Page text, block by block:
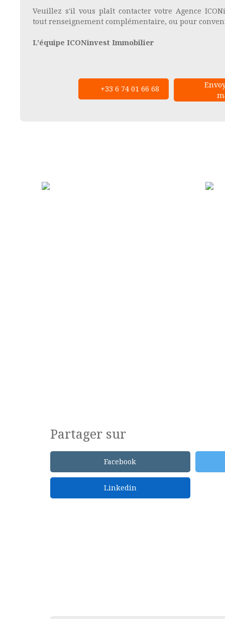
Veuillez s'il vous plaît contacter votre Agence
tout renseignement complémentaire, ou pour
L'équipe ICONinvest Immobilier
+33 6 74 01 66 68
Partager sur
Facebook
Linkedin